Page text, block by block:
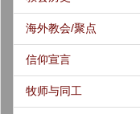
海外教会/聚点
信仰宣言
牧师与同工